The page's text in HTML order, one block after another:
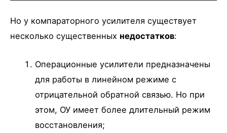
Но у компараторного усилителя существует
несколько существенных недостатков:
Операционные усилители предназначены
для работы в линейном режиме с
отрицательной обратной связью. Но при
этом, ОУ имеет более длительный режим
восстановления;